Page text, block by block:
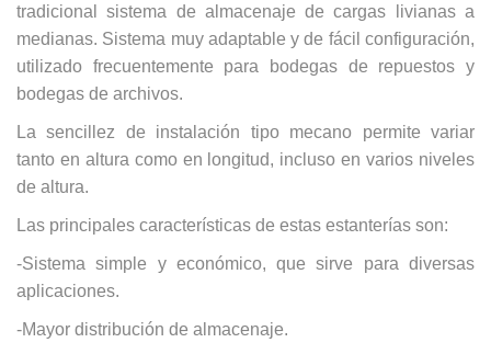
tradicional sistema de almacenaje de cargas livianas a
medianas. Sistema muy adaptable y de fácil configuración,
utilizado frecuentemente para bodegas de repuestos y
bodegas de archivos.
La sencillez de instalación tipo mecano permite variar
tanto en altura como en longitud, incluso en varios niveles
de altura.
Las principales características de estas estanterías son:
-Sistema simple y económico, que sirve para diversas
aplicaciones.
-Mayor distribución de almacenaje.